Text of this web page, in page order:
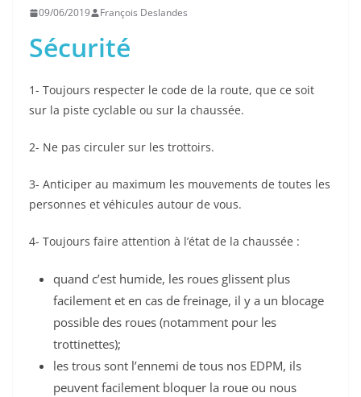
09/06/2019 François Deslandes
Sécurité
1- Toujours respecter le code de la route, que ce soit
sur la piste cyclable ou sur la chaussée.
2- Ne pas circuler sur les trottoirs.
3- Anticiper au maximum les mouvements de toutes les
personnes et véhicules autour de vous.
4- Toujours faire attention à l’état de la chaussée :
quand c’est humide, les roues glissent plus
facilement et en cas de freinage, il y a un blocage
possible des roues (notamment pour les
trottinettes);
les trous sont l’ennemi de tous nos EDPM, ils
peuvent facilement bloquer la roue ou nous